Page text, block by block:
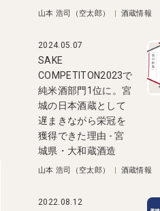
山本 浩司（空太郎） | 酒蔵情報
2024.05.07
SAKE
COMPETITON2023で
純米酒部門1位に。宮
城の日本酒蔵として
遅まきながら栄冠を
獲得できた理由 - 宮
城県・大和蔵酒造
山本 浩司（空太郎） | 酒蔵情報
2022.08.12